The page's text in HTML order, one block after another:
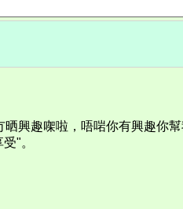
興趣㗎啦，唔啱你有興趣你幫
"。